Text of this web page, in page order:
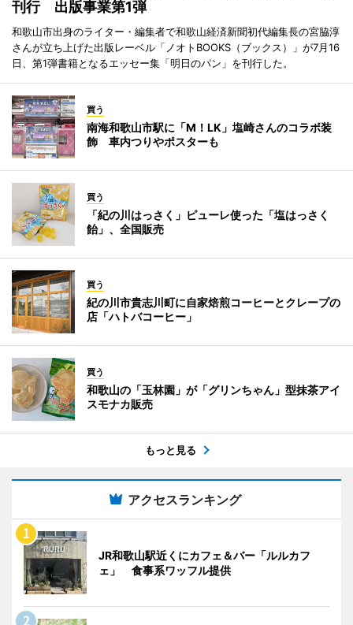
刊行 出版事業第1弾
和歌山市出身のライター・編集者で和歌山経済新聞初代編集長の宮脇淳
さんが立ち上げた出版レーベル「ノオトBOOKS（ブックス）」が7月16
日、第1弾書籍となるエッセー集「明日のパン」を刊行した。
買う
南海和歌山市駅に「M！LK」塩崎さんのコラボ装
飾 車内つりやポスターも
買う
「紀の川はっさく」ピューレ使った「塩はっさく
飴」、全国販売
買う
紀の川市貴志川町に自家焙煎コーヒーとクレープの
店「ハトバコーヒー」
買う
和歌山の「玉林園」が「グリンちゃん」型抹茶アイ
スモナカ販売
もっと見る
アクセスランキング
JR和歌山駅近くにカフェ＆バー「ルルカフ
ェ」 食事系ワッフル提供